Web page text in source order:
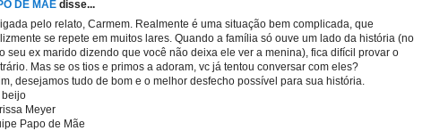
DE MÃE disse...
pelo relato, Carmem. Realmente é uma situação bem complicada, que
se repete em muitos lares. Quando a família só ouve um lado da história (no
seu ex marido dizendo que você não deixa ele ver a menina), fica difícil provar o
Mas se os tios e primos a adoram, vc já tentou conversar com eles?
desejamos tudo de bom e o melhor desfecho possível para sua história.
beijo
Meyer
Papo de Mãe